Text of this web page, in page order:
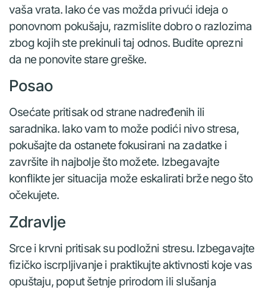
vaša vrata. Iako će vas možda privući ideja o
ponovnom pokušaju, razmislite dobro o razlozima
zbog kojih ste prekinuli taj odnos. Budite oprezni
da ne ponovite stare greške.
Posao
Osećate pritisak od strane nadređenih ili
saradnika. Iako vam to može podići nivo stresa,
pokušajte da ostanete fokusirani na zadatke i
završite ih najbolje što možete. Izbegavajte
konflikte jer situacija može eskalirati brže nego što
očekujete.
Zdravlje
Srce i krvni pritisak su podložni stresu. Izbegavajte
fizičko iscrpljivanje i praktikujte aktivnosti koje vas
opuštaju, poput šetnje prirodom ili slušanja